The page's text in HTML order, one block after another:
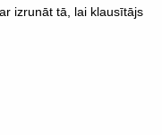
izrunāt tā, lai klausītājs